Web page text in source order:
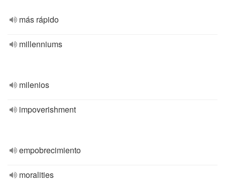
más rápido
millenniums
milenios
impoverishment
empobrecimiento
moralities